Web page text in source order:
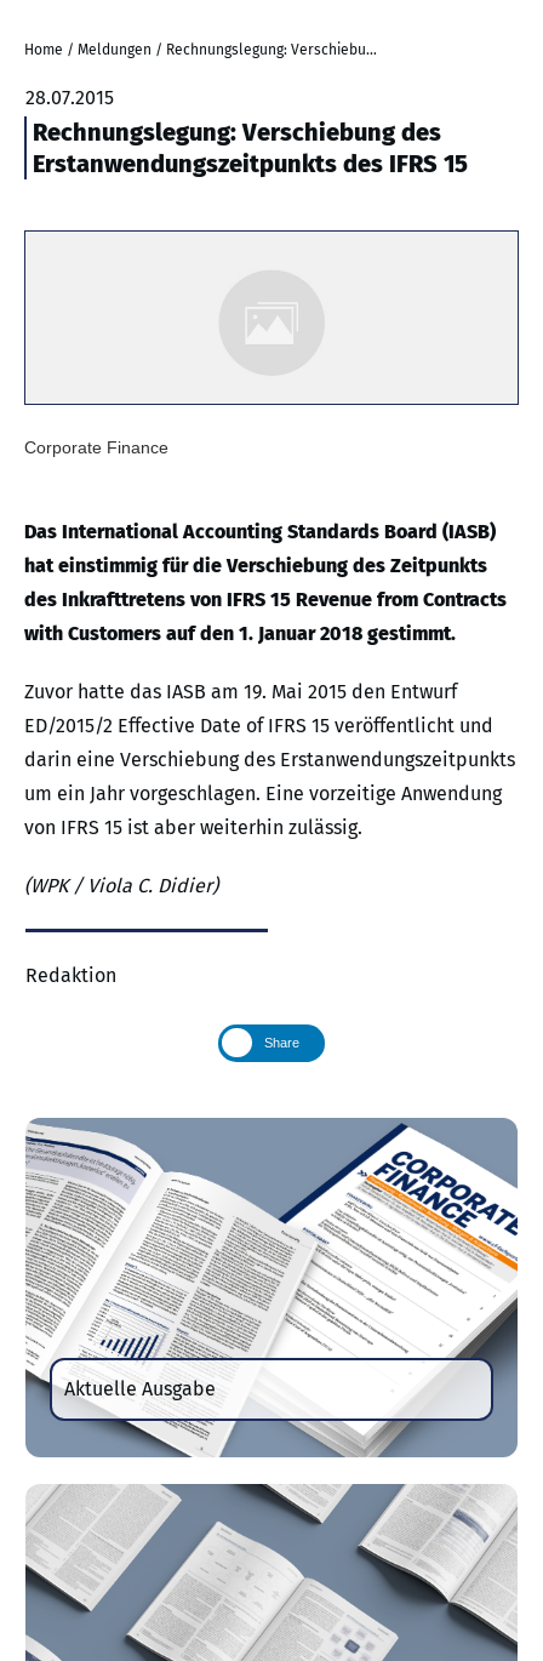
Home / Meldungen / Rechnungslegung: Verschiebung des Erstanwendungszeitpunkts des IFRS 15
28.07.2015
Rechnungslegung: Verschiebung des
Erstanwendungszeitpunkts des IFRS 15
Corporate Finance
Das International Accounting Standards Board (IASB)
hat einstimmig für die Verschiebung des Zeitpunkts
des Inkrafttretens von IFRS 15 Revenue from Contracts
with Customers auf den 1. Januar 2018 gestimmt.
Zuvor hatte das IASB am 19. Mai 2015 den Entwurf
ED/2015/2 Effective Date of IFRS 15 veröffentlicht und
darin eine Verschiebung des Erstanwendungszeitpunkts
um ein Jahr vorgeschlagen. Eine vorzeitige Anwendung
von IFRS 15 ist aber weiterhin zulässig.
(WPK / Viola C. Didier)
Redaktion
Share
Aktuelle Ausgabe